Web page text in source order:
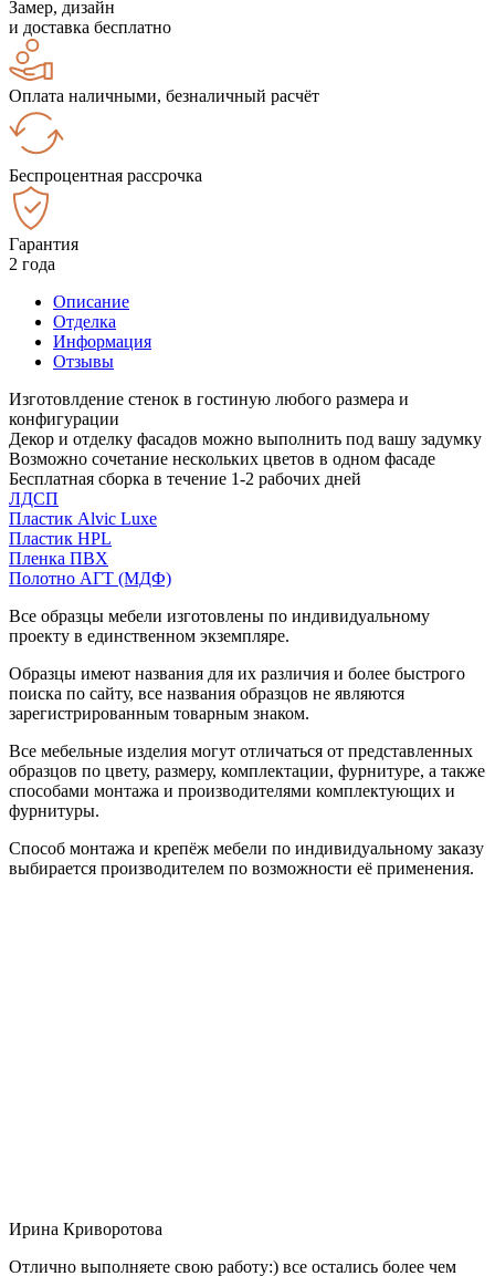
Замер, дизайн
и доставка бесплатно
Оплата наличными, безналичный расчёт
Беспроцентная рассрочка
Гарантия
2 года
Описание
Отделка
Информация
Отзывы
Изготовлдение стенок в гостиную любого размера и
конфигурации
Декор и отделку фасадов можно выполнить под вашу задумку
Возможно сочетание нескольких цветов в одном фасаде
Бесплатная сборка в течение 1-2 рабочих дней
ЛДСП
Пластик Alvic Luxe
Пластик HPL
Пленка ПВХ
Полотно АГТ (МДФ)
Все образцы мебели изготовлены по индивидуальному
проекту в единственном экземпляре.
Образцы имеют названия для их различия и более быстрого
поиска по сайту, все названия образцов не являются
зарегистрированным товарным знаком.
Все мебельные изделия могут отличаться от представленных
образцов по цвету, размеру, комплектации, фурнитуре, а также
способами монтажа и производителями комплектующих и
фурнитуры.
Способ монтажа и крепёж мебели по индивидуальному заказу
выбирается производителем по возможности её применения.
Ирина Криворотова
Отлично выполняете свою работу:) все остались более чем